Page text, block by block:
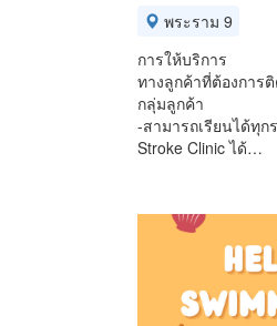
พระราม 9
การให้บริการ
ทางลูกค้าที่ต้องการ
กลุ่มลูกค้า
-สามารถเรียนได้ทุก
Stroke Clinic ได้…